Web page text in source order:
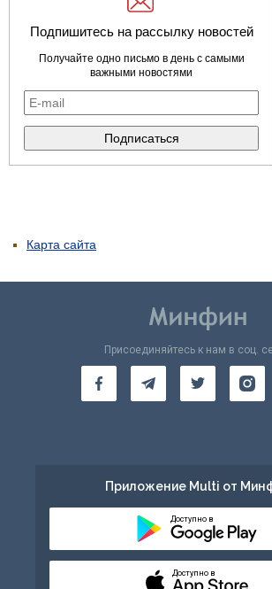
Подпишитесь на рассылку новостей
Получайте одно письмо в день с самыми
важными новостями
Карта сайта
Присоединяйтесь к нам в соц.
Приложение Multi от
Доступно в
Доступно в